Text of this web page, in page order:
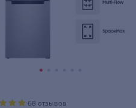
68 отзывов